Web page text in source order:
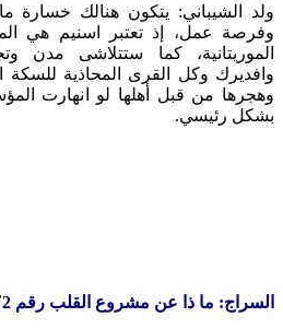
وفرصة عمل، إذ تعتبر اسنيم هي
الموريتانية، كما ستتلاشى مدن
وافديرك وكل القرى المحاذية للسكة
وهجرها من قبل أهلها لو انهارت
بشكل رئيسي.
السراج: ما ذا عن مشروع القلب رقم 2؟